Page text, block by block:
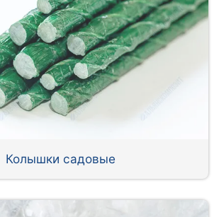
Колышки садовые